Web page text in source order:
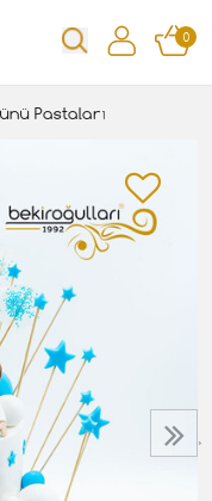
0
Pastaları
›